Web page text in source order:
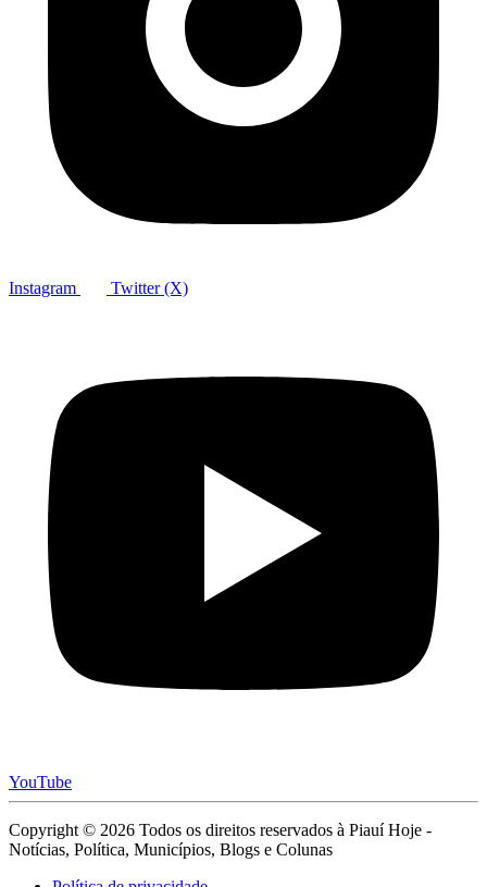
Instagram Twitter (X)
YouTube
Copyright © 2026 Todos os direitos reservados à Piauí Hoje -
Notícias, Política, Municípios, Blogs e Colunas